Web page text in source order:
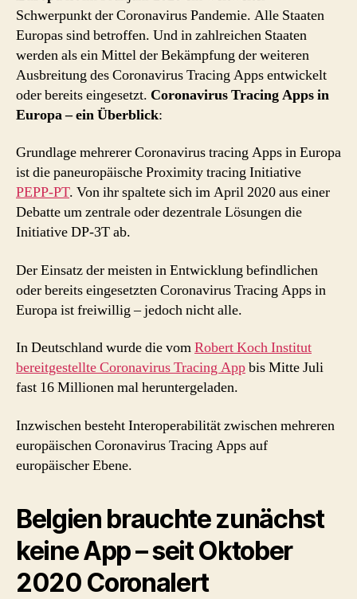
Schwerpunkt der Coronavirus Pandemie. Alle Staaten
Europas sind betroffen. Und in zahlreichen Staaten
werden als ein Mittel der Bekämpfung der weiteren
Ausbreitung des Coronavirus Tracing Apps entwickelt
oder bereits eingesetzt. Coronavirus Tracing Apps in
Europa – ein Überblick:
Grundlage mehrerer Coronavirus tracing Apps in Europa
ist die paneuropäische Proximity tracing Initiative
PEPP-PT. Von ihr spaltete sich im April 2020 aus einer
Debatte um zentrale oder dezentrale Lösungen die
Initiative DP-3T ab.
Der Einsatz der meisten in Entwicklung befindlichen
oder bereits eingesetzten Coronavirus Tracing Apps in
Europa ist freiwillig – jedoch nicht alle.
In Deutschland wurde die vomRobert Koch Institut
bereitgestellte Coronavirus Tracing Appbis Mitte Juli
fast 16 Millionen mal heruntergeladen.
Inzwischen besteht Interoperabilität zwischen mehreren
europäischen Coronavirus Tracing Apps auf
europäischer Ebene.
Belgien brauchte zunächst
keine App – seit Oktober
2020 Coronalert